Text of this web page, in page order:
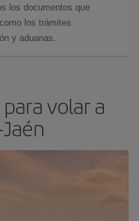
los documentos que
los trámites
y aduanas.
volar a